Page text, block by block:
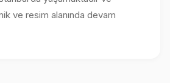
ve resim alanında devam